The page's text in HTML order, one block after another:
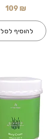
109 ₪
להוסיף לסל